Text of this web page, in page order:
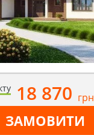
18 870 грн
ЗАМОВИТИ